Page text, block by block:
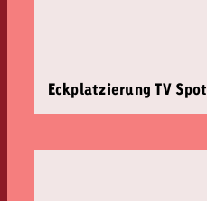
Eckplatzierung TV Spot